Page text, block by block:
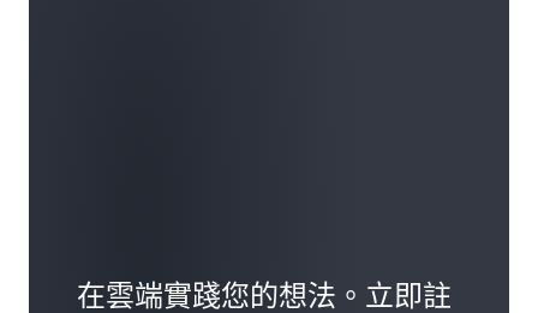
在雲端實踐您的想法。立即註